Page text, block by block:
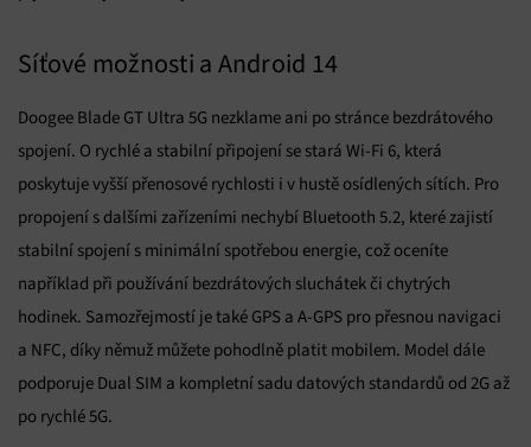
Funkce
údajů, Propojení různých zařízení, Identifikace
zařízení na základě automaticky přenášených
informací.
Zajištění bezpečnosti, předcházení a zjišťování
podvodů a odstraňování chyb, Poskytování a
zobrazování reklamy a obsahu, Ukládání a sdělování
voleb ochrany osobních údajů.
Vždy aktivní
Síťové možnosti a Android 14
Doogee Blade GT Ultra 5G nezklame ani po stránce bezdrátového
spojení. O rychlé a stabilní připojení se stará Wi-Fi 6, která
poskytuje vyšší přenosové rychlosti i v hustě osídlených sítích. Pro
propojení s dalšími zařízeními nechybí Bluetooth 5.2, které zajistí
stabilní spojení s minimální spotřebou energie, což oceníte
například při používání bezdrátových sluchátek či chytrých
hodinek. Samozřejmostí je také GPS a A-GPS pro přesnou navigaci
a NFC, díky němuž můžete pohodlně platit mobilem. Model dále
podporuje Dual SIM a kompletní sadu datových standardů od 2G až
po rychlé 5G.